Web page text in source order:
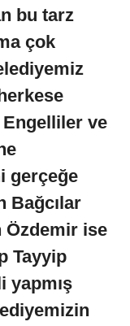
bu tarz
çok
Engelliler ve
gerçeğe
Bağcılar
Özdemir ise
Tayyip
yapmış